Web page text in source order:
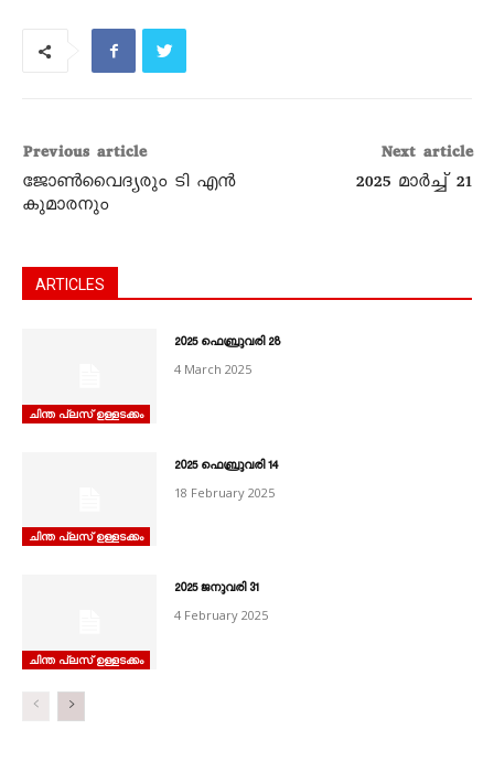
Previous article
ജോൺവൈദ്യരും ടി എൻ
കുമാരനും
Next article
2025 മാർച്ച്‌ 21
ARTICLES
ചിന്ത പ്ലസ് ഉള്ളടക്കം
2025 ഫെബ്രുവരി 28
4 March 2025
ചിന്ത പ്ലസ് ഉള്ളടക്കം
2025 ഫെബ്രുവരി 14
18 February 2025
ചിന്ത പ്ലസ് ഉള്ളടക്കം
2025 ജനുവരി 31
4 February 2025